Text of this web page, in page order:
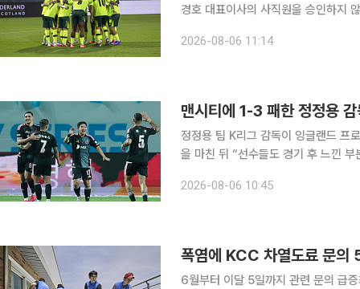
경호 대표이사의 사직원을 승인하지 않았다. 김포시는 6일 경찰 수사와 시 특별조사
이사의 사직은 임명권자인 김포시장
2026-08-06 11:14
맨시티에 1-3 패한 정정용
정정용 팀 K리그 감독이 잉글랜드 프
을 마친 뒤 “선수들도 경기 후 느낀
기에서 맨시티에 1-3으로 패한 뒤 기
2026-08-06 10:45
폭염에 KCC 차열도료 문
6월부터 이달 5일까지 관련 문의 급